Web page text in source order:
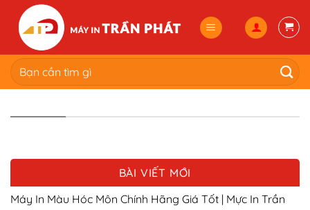
content
Tìm
kiếm:
BÀI VIẾT MỚI
Máy In Màu Hóc Môn Chính Hãng Giá Tốt | Mực In Trần